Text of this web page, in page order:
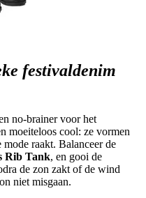
festivaldenim
no-brainer voor het
moeiteloos cool: ze vormen
raakt. Balanceer de
Rib Tank, en gooi de
de zon zakt of de wind
niet misgaan.